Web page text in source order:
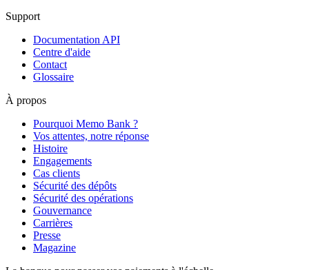
Support
Documentation API
Centre d'aide
Contact
Glossaire
À propos
Pourquoi Memo Bank ?
Vos attentes, notre réponse
Histoire
Engagements
Cas clients
Sécurité des dépôts
Sécurité des opérations
Gouvernance
Carrières
Presse
Magazine